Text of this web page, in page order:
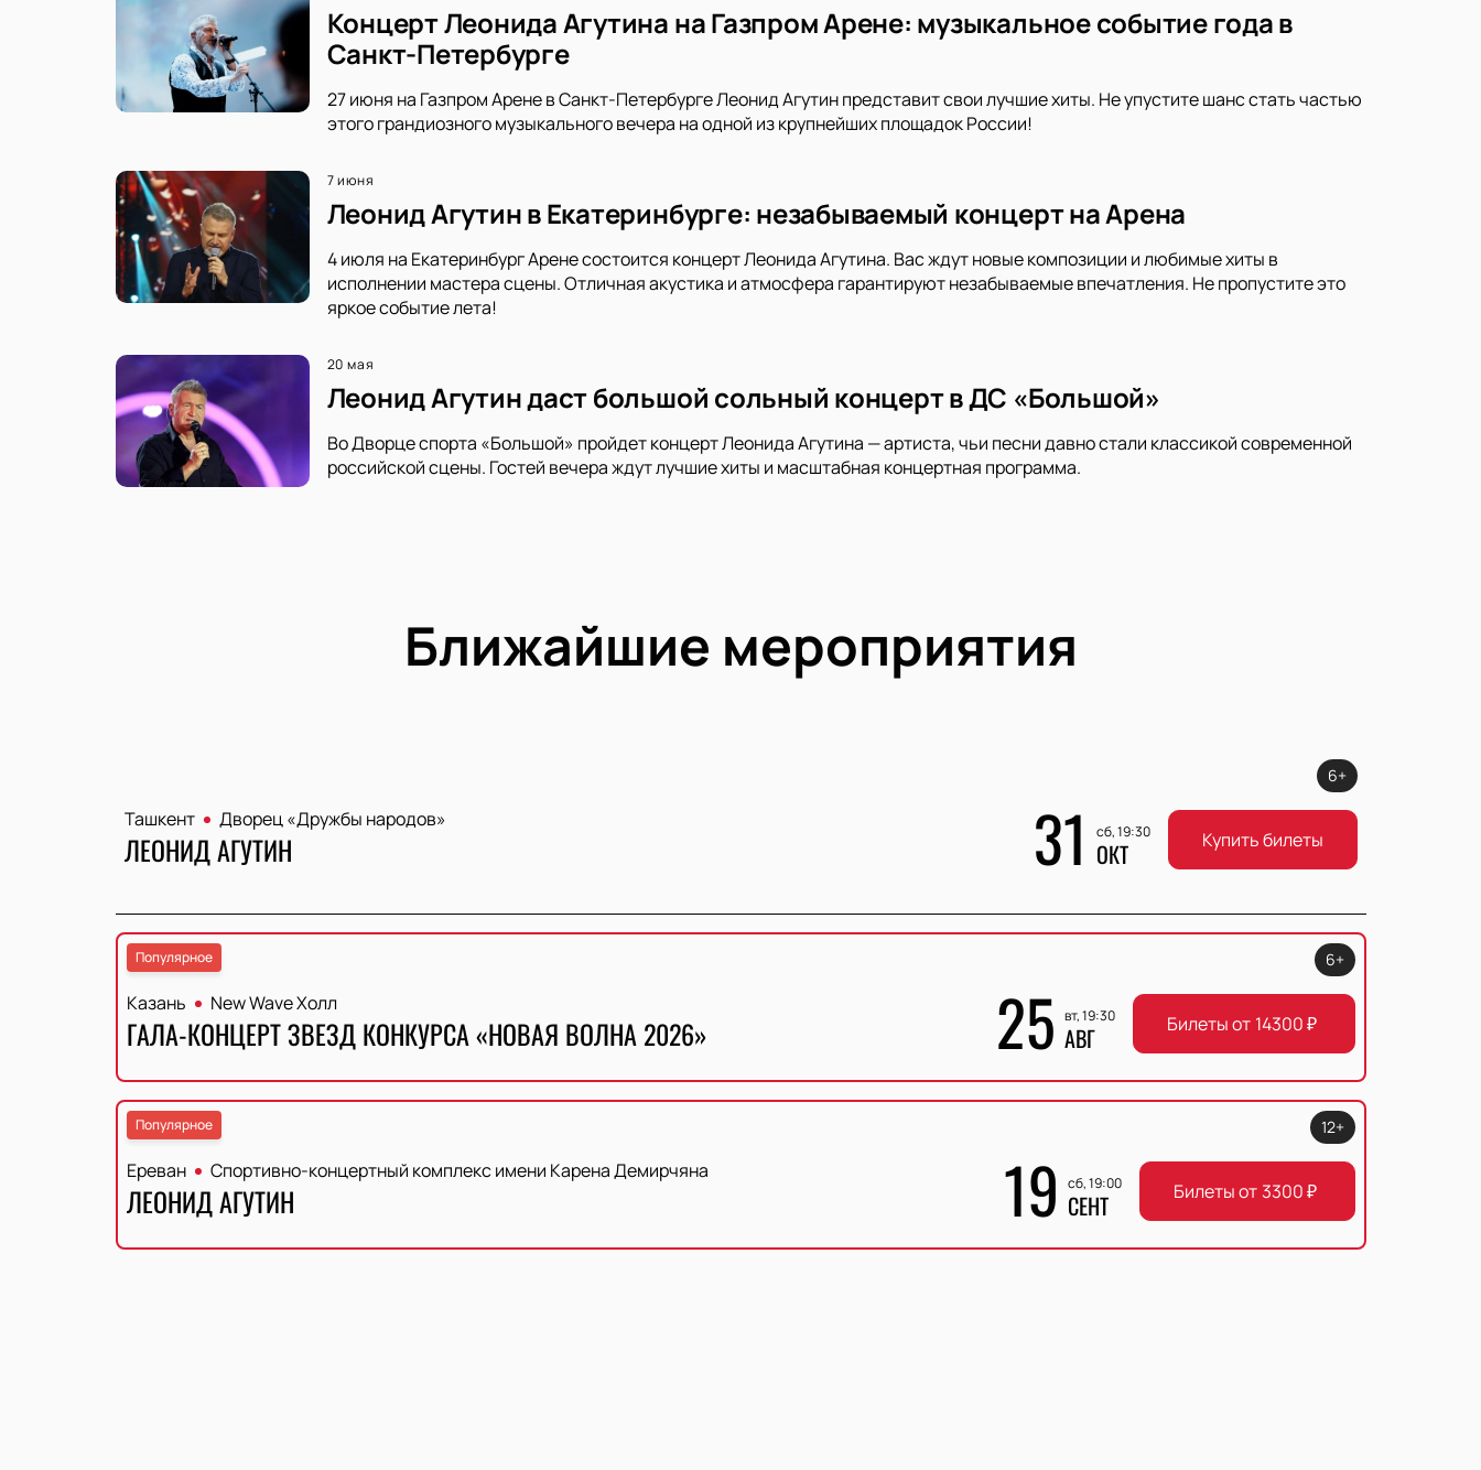
Концерт Леонида Агутина на Газпром Арене: музыкальное событие года в
Санкт-Петербурге
27 июня на Газпром Арене в Санкт-Петербурге Леонид Агутин представит свои лучшие хиты. Не упустите шанс стать частью
этого грандиозного музыкального вечера на одной из крупнейших площадок России!
7 июня
Леонид Агутин в Екатеринбурге: незабываемый концерт на Арена
4 июля на Екатеринбург Арене состоится концерт Леонида Агутина. Вас ждут новые композиции и любимые хиты в
исполнении мастера сцены. Отличная акустика и атмосфера гарантируют незабываемые впечатления. Не пропустите это
яркое событие лета!
20 мая
Леонид Агутин даст большой сольный концерт в ДС «Большой»
Во Дворце спорта «Большой» пройдет концерт Леонида Агутина — артиста, чьи песни давно стали классикой современной
российской сцены. Гостей вечера ждут лучшие хиты и масштабная концертная программа.
Ближайшие мероприятия
Ташкент Дворец «Дружбы народов»
ЛЕОНИД АГУТИН 31 сб, 19:30
ОКТ
6+
Купить билеты
Популярное
Казань New Wave Холл
ГАЛА-КОНЦЕРТ ЗВЕЗД КОНКУРСА «НОВАЯ ВОЛНА 2026» 25 вт, 19:30
АВГ
6+
Билеты от 14300₽
Популярное
Ереван Спортивно-концертный комплекс имени Карена Демирчяна
ЛЕОНИД АГУТИН 19 сб, 19:00
СЕНТ
12+
Билеты от 3300₽